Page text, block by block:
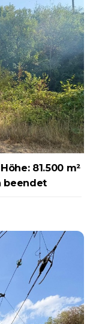
81.500 m²
beendet